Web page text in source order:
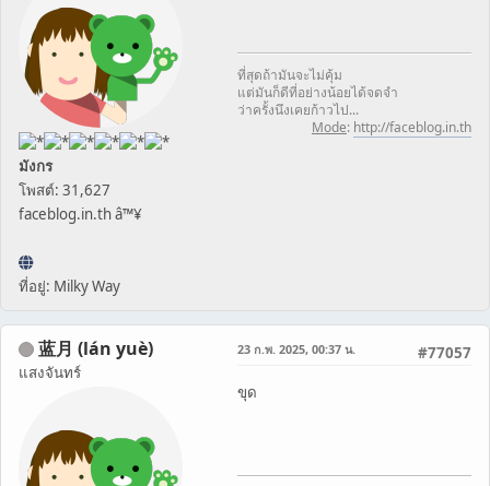
มังกร
โพสต์: 31,627
faceblog.in.th â™¥
ที่อยู่: Milky Way
ที่สุดถ้ามันจะไม่คุ้ม
แต่มันก็ดีที่อย่างน้อยได้จดจำ
ว่าครั้งนึงเคยก้าวไป...
Mode: http://faceblog.in.th
蓝月 (lán yuè)
แสงจันทร์
#77057
23 ก.พ. 2025, 00:37 น.
ขุด